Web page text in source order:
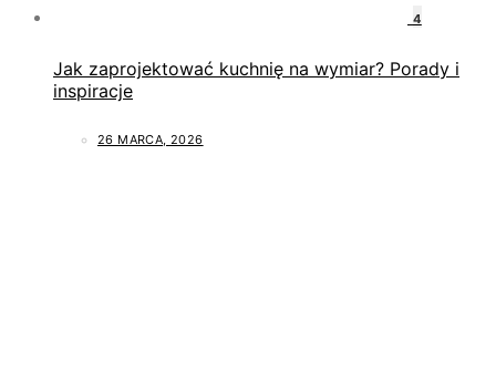
4
Jak zaprojektować kuchnię na wymiar? Porady i
inspiracje
26 MARCA, 2026